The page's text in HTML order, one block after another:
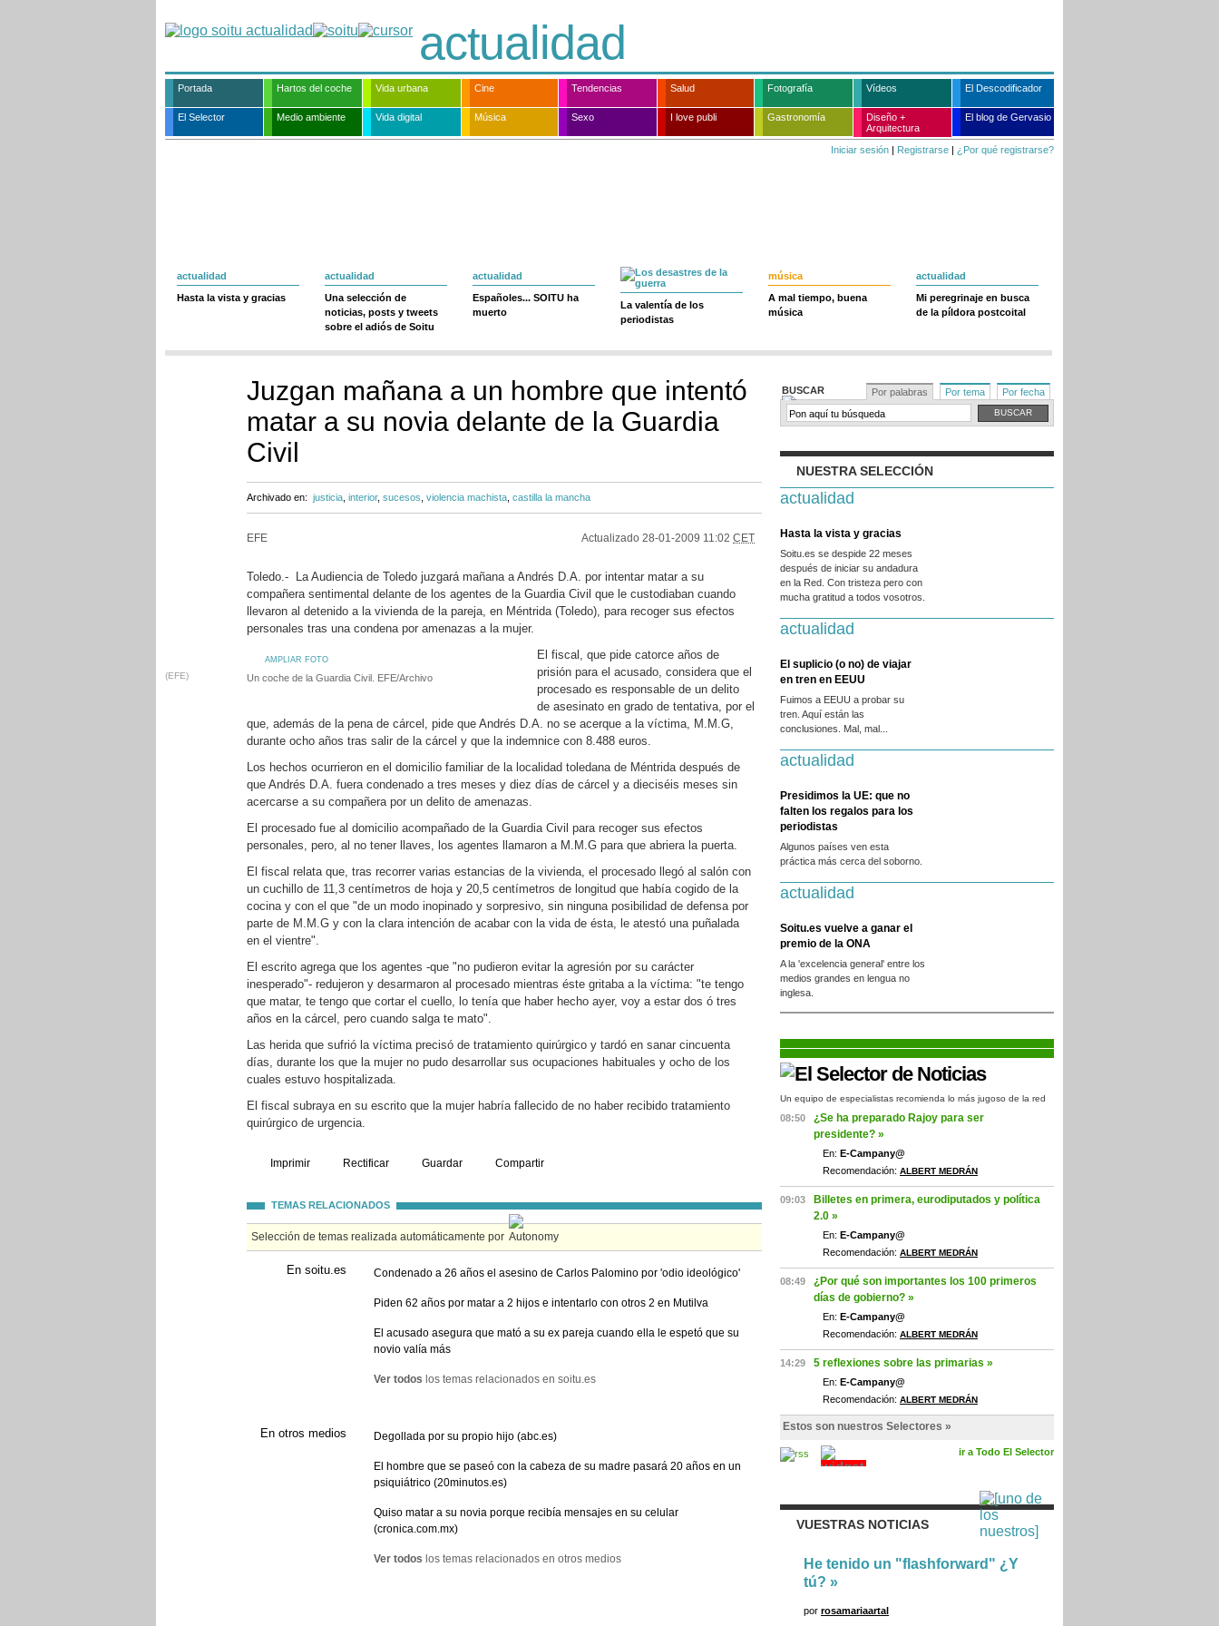
actualidad
Portada Hartos del coche Vida urbana Cine Tendencias Salud Fotografía Vídeos El Descodificador
El Selector Medio ambiente Vida digital Música Sexo I love publi Gastronomía
Diseño +
Arquitectura
El blog de Gervasio
Iniciar sesión | Registrarse | ¿Por qué registrarse?
actualidad
Hasta la vista y gracias
actualidad
Una selección de
noticias, posts y tweets
sobre el adiós de Soitu
actualidad
Españoles... SOITU ha
muerto
La valentía de los
periodistas
música
A mal tiempo, buena
música
actualidad
Mi peregrinaje en busca
de la píldora postcoital
Juzgan mañana a un hombre que intentó
matar a su novia delante de la Guardia
Civil
Archivado en: justicia interior, sucesos violencia machista castilla la mancha
EFE Actualizado 28-01-2009 11:02 CET
Toledo.- La Audiencia de Toledo juzgará mañana a Andrés D.A. por intentar matar a su
compañera sentimental delante de los agentes de la Guardia Civil que le custodiaban cuando
llevaron al detenido a la vivienda de la pareja, en Méntrida (Toledo), para recoger sus efectos
personales tras una condena por amenazas a la mujer.
AMPLIAR FOTO
(EFE) Un coche de la Guardia Civil. EFE/Archivo
El fiscal, que pide catorce años de
prisión para el acusado, considera que el
procesado es responsable de un delito
de asesinato en grado de tentativa, por el
que, además de la pena de cárcel, pide que Andrés D.A. no se acerque a la víctima, M.M.G,
durante ocho años tras salir de la cárcel y que la indemnice con 8.488 euros.
Los hechos ocurrieron en el domicilio familiar de la localidad toledana de Méntrida después de
que Andrés D.A. fuera condenado a tres meses y diez días de cárcel y a dieciséis meses sin
acercarse a su compañera por un delito de amenazas.
El procesado fue al domicilio acompañado de la Guardia Civil para recoger sus efectos
personales, pero, al no tener llaves, los agentes llamaron a M.M.G para que abriera la puerta.
El fiscal relata que, tras recorrer varias estancias de la vivienda, el procesado llegó al salón con
un cuchillo de 11,3 centímetros de hoja y 20,5 centímetros de longitud que había cogido de la
cocina y con el que "de un modo inopinado y sorpresivo, sin ninguna posibilidad de defensa por
parte de M.M.G y con la clara intención de acabar con la vida de ésta, le atestó una puñalada
en el vientre".
El escrito agrega que los agentes -que "no pudieron evitar la agresión por su carácter
inesperado"- redujeron y desarmaron al procesado mientras éste gritaba a la víctima: "te tengo
que matar, te tengo que cortar el cuello, lo tenía que haber hecho ayer, voy a estar dos ó tres
años en la cárcel, pero cuando salga te mato".
Las herida que sufrió la víctima precisó de tratamiento quirúrgico y tardó en sanar cincuenta
días, durante los que la mujer no pudo desarrollar sus ocupaciones habituales y ocho de los
cuales estuvo hospitalizada.
El fiscal subraya en su escrito que la mujer habría fallecido de no haber recibido tratamiento
quirúrgico de urgencia.
Imprimir Rectificar Guardar Compartir
TEMAS RELACIONADOS
Selección de temas realizada automáticamente por
En soitu.es Condenado a 26 años el asesino de Carlos Palomino por 'odio ideológico'
Piden 62 años por matar a 2 hijos e intentarlo con otros 2 en Mutilva
El acusado asegura que mató a su ex pareja cuando ella le espetó que su
novio valía más
Ver todos los temas relacionados en soitu.es
En otros medios Degollada por su propio hijo (abc.es)
El hombre que se paseó con la cabeza de su madre pasará 20 años en un
psiquiátrico (20minutos.es)
Quiso matar a su novia porque recibía mensajes en su celular
(cronica.com.mx)
Ver todos los temas relacionados en otros medios
BUSCAR Por palabras Por tema Por fecha
NUESTRA SELECCIÓN
actualidad
Hasta la vista y gracias
Soitu.es se despide 22 meses
después de iniciar su andadura
en la Red. Con tristeza pero con
mucha gratitud a todos vosotros.
actualidad
El suplicio (o no) de viajar
en tren en EEUU
Fuimos a EEUU a probar su
tren. Aquí están las
conclusiones. Mal, mal...
actualidad
Presidimos la UE: que no
falten los regalos para los
periodistas
Algunos países ven esta
práctica más cerca del soborno.
actualidad
Soitu.es vuelve a ganar el
premio de la ONA
A la 'excelencia general' entre los
medios grandes en lengua no
inglesa.
Un equipo de especialistas recomienda lo más jugoso de la red
08:50
¿Se ha preparado Rajoy para ser
presidente? »
En: E-Campany@
Recomendación: ALBERT MEDRÁN
09:03
Billetes en primera, eurodiputados y política
2.0 »
En: E-Campany@
Recomendación: ALBERT MEDRÁN
08:49
¿Por qué son importantes los 100 primeros
días de gobierno? »
En: E-Campany@
Recomendación: ALBERT MEDRÁN
14:29 5 reflexiones sobre las primarias »
En: E-Campany@
Recomendación: ALBERT MEDRÁN
Estos son nuestros Selectores »
ir a Todo El Selector
VUESTRAS NOTICIAS
He tenido un "flashforward" ¿Y
tú? »
por rosamariaartal